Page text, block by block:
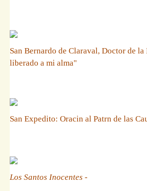
San Bernardo de Claraval, Doctor de
liberado a mi alma"
San Expedito: Oracin al Patrn de las
Los Santos Inocentes -